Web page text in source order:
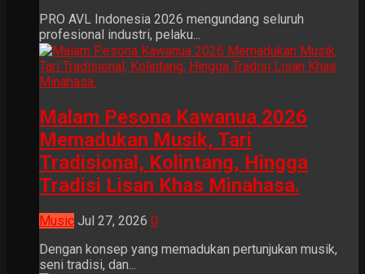
PRO AVL Indonesia 2026 mengundang seluruh
profesional industri, pelaku...
Malam Pesona Kawanua 2026
Memadukan Musik, Tari
Tradisional, Kolintang, Hingga
Tradisi Lisan Khas Minahasa.
Music Jul 27, 2026 0
Dengan konsep yang memadukan pertunjukan musik,
seni tradisi, dan...